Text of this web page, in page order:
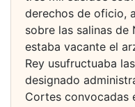
derechos de oficio,
sobre las salinas de
estaba vacante el
Rey usufructuaba
designado
Cortes convocadas